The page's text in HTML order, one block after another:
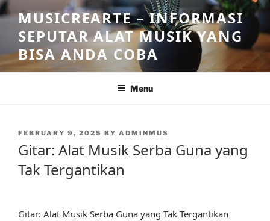
Skip
to
content
MUSICREARTE – INFORMASI
SEPUTAR ALAT MUSIK YANG
BISA ANDA COBA
Menu
POSTED
ON
FEBRUARY 9, 2025 BY ADMINMUS
Gitar: Alat Musik Serba Guna yang
Tak Tergantikan
Gitar: Alat Musik Serba Guna yang Tak Tergantikan